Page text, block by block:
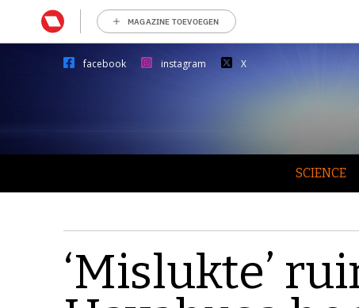
MAGAZINE TOEVOEGEN
facebook instagram X
SCIENCE
‘Mislukte’